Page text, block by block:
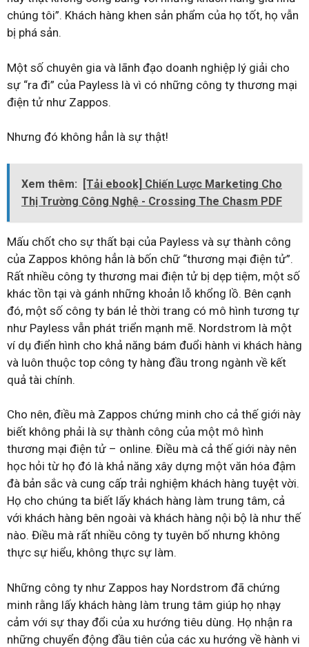
chúng tôi”. Khách hàng khen sản phẩm của họ tốt, họ vẫn
bị phá sản.
Một số chuyên gia và lãnh đạo doanh nghiệp lý giải cho
sự “ra đi” của Payless là vì có những công ty thương mại
điện tử như Zappos.
Nhưng đó không hẳn là sự thật!
Xem thêm:
[Tải ebook] Chiến Lược Marketing Cho
Thị Trường Công Nghệ - Crossing The Chasm PDF
Mấu chốt cho sự thất bại của Payless và sự thành công
của Zappos không hẳn là bốn chữ “thương mại điện tử”.
Rất nhiều công ty thương mai điện tử bị dẹp tiệm, một số
khác tồn tại và gánh những khoản lỗ khổng lồ. Bên cạnh
đó, một số công ty bán lẻ thời trang có mô hình tương tự
như Payless vẫn phát triển mạnh mẽ. Nordstrom là một
ví dụ điển hình cho khả năng bám đuổi hành vi khách hàng
và luôn thuộc top công ty hàng đầu trong ngành về kết
quả tài chính.
Cho nên, điều mà Zappos chứng minh cho cả thế giới này
biết không phải là sự thành công của một mô hình
thương mại điện tử – online. Điều mà cả thế giới này nên
học hỏi từ họ đó là khả năng xây dựng một văn hóa đậm
đà bản sắc và cung cấp trải nghiệm khách hàng tuyệt vời.
Họ cho chúng ta biết lấy khách hàng làm trung tâm, cả
với khách hàng bên ngoài và khách hàng nội bộ là như thế
nào. Điều mà rất nhiều công ty tuyên bố nhưng không
thực sự hiểu, không thực sự làm.
Những công ty như Zappos hay Nordstrom đã chứng
minh rằng lấy khách hàng làm trung tâm giúp họ nhạy
cảm với sự thay đổi của xu hướng tiêu dùng. Họ nhận ra
những chuyển động đầu tiên của các xu hướng về hành vi